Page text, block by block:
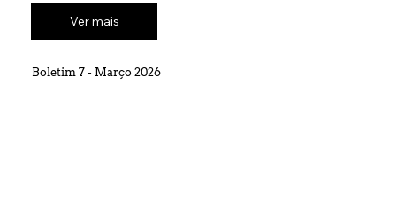
Ver mais
Boletim 7 - Março 2026